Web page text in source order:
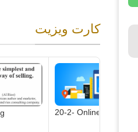
کارت ویزیت
20-2- Online Store